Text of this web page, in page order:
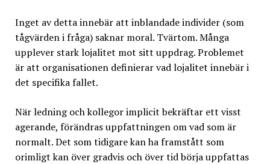
Inget av detta innebär att inblandade individer (som
tågvärden i fråga) saknar moral. Tvärtom. Många
upplever stark lojalitet mot sitt uppdrag. Problemet
är att organisationen definierar vad lojalitet innebär i
det specifika fallet.
När ledning och kollegor implicit bekräftar ett visst
agerande, förändras uppfattningen om vad som är
normalt. Det som tidigare kan ha framstått som
orimligt kan över gradvis och över tid börja uppfattas